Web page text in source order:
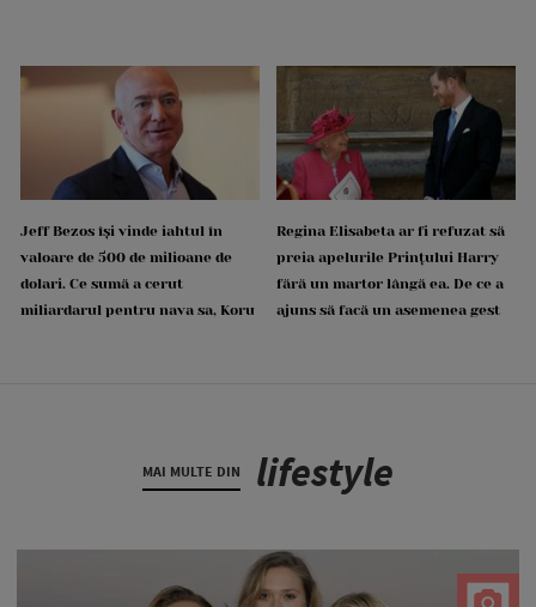
Jeff Bezos își vinde iahtul în
valoare de 500 de milioane de
dolari. Ce sumă a cerut
miliardarul pentru nava sa, Koru
Regina Elisabeta ar fi refuzat să
preia apelurile Prințului Harry
fără un martor lângă ea. De ce a
ajuns să facă un asemenea gest
MAI MULTE DIN lifestyle